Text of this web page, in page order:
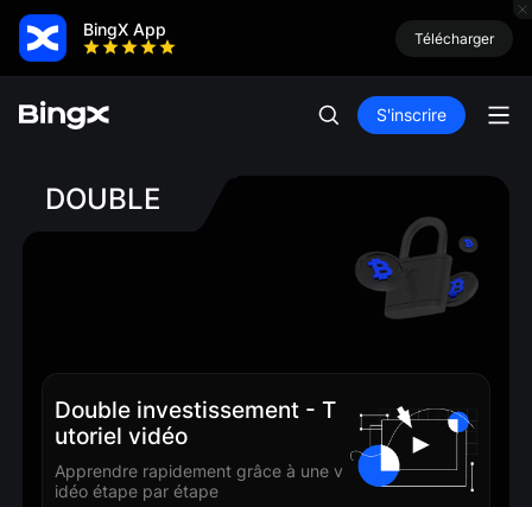
BingX App Télécharger
S'inscrire
DOUBLE
Double investissement - T
utoriel vidéo
Apprendre rapidement grâce à une v
idéo étape par étape